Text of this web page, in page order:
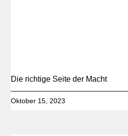
Die richtige Seite der Macht
Oktober 15, 2023